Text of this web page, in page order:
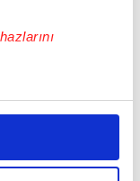
özel
yaparken
sunmak
0 0